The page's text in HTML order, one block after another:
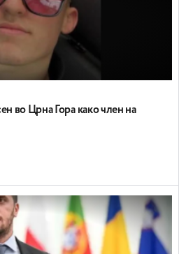
во Црна Гора како член на